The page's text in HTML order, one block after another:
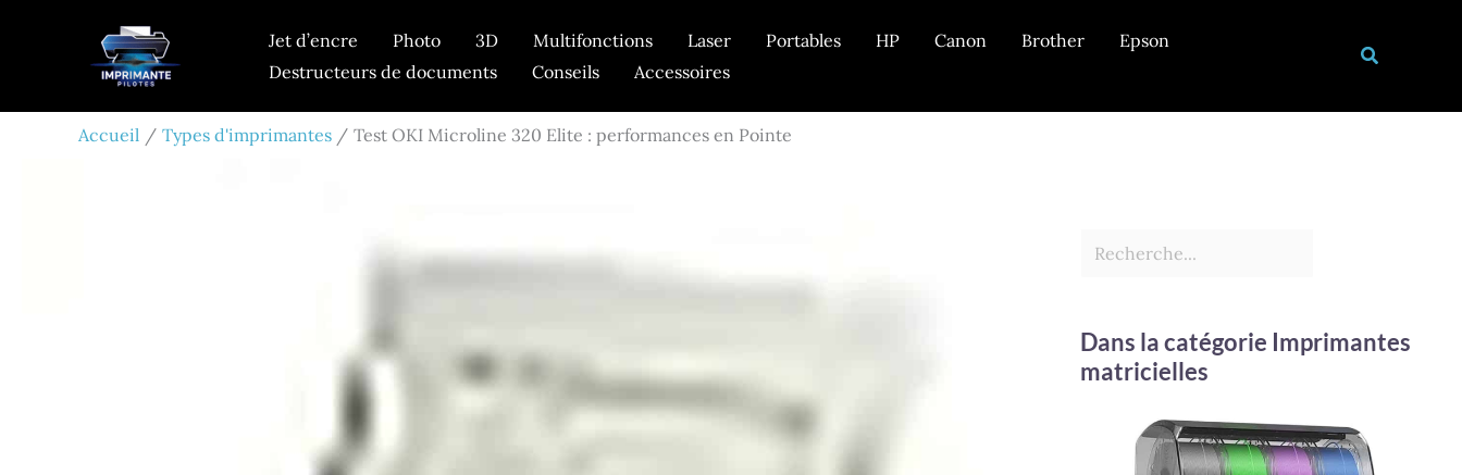
Jet d’encre Photo 3D Multifonctions Laser Portables HP Canon Brother
Epson
Destructeurs de documents
Conseils Accessoires
Accueil Types d'imprimantes Test OKI Microline 320 Elite : performances en Pointe
Dans la catégorie Imprimantes
matricielles